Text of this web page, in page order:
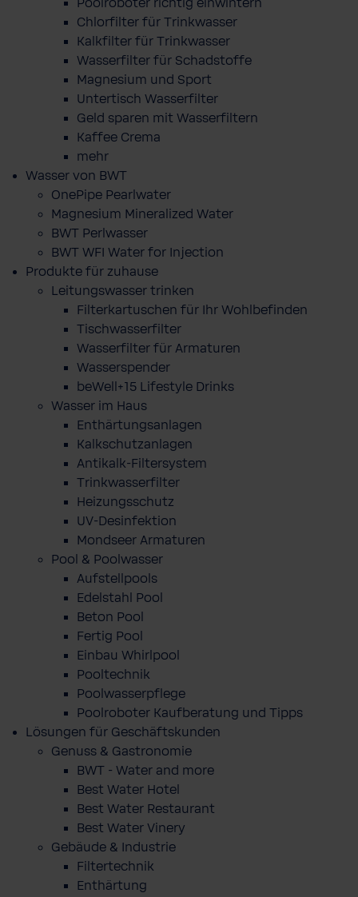
Poolroboter richtig einwintern
Chlorfilter für Trinkwasser
Kalkfilter für Trinkwasser
Wasserfilter für Schadstoffe
Magnesium und Sport
Untertisch Wasserfilter
Geld sparen mit Wasserfiltern
Kaffee Crema
mehr
Wasser von BWT
OnePipe Pearlwater
Magnesium Mineralized Water
BWT Perlwasser
BWT WFI Water for Injection
Produkte für zuhause
Leitungswasser trinken
Filterkartuschen für Ihr Wohlbefinden
Tischwasserfilter
Wasserfilter für Armaturen
Wasserspender
beWell+15 Lifestyle Drinks
Wasser im Haus
Enthärtungsanlagen
Kalkschutzanlagen
Antikalk-Filtersystem
Trinkwasserfilter
Heizungsschutz
UV-Desinfektion
Mondseer Armaturen
Pool & Poolwasser
Aufstellpools
Edelstahl Pool
Beton Pool
Fertig Pool
Einbau Whirlpool
Pooltechnik
Poolwasserpflege
Poolroboter Kaufberatung und Tipps
Lösungen für Geschäftskunden
Genuss & Gastronomie
BWT - Water and more
Best Water Hotel
Best Water Restaurant
Best Water Vinery
Gebäude & Industrie
Filtertechnik
Enthärtung